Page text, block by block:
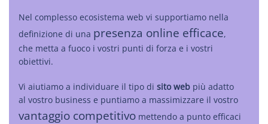
Nel complesso ecosistema web vi supportiamo nella
definizione di una presenza online efficace,
che metta a fuoco i vostri punti di forza e i vostri
obiettivi.
Vi aiutiamo a individuare il tipo di sito web più adatto
al vostro business e puntiamo a massimizzare il vostro
vantaggio competitivo mettendo a punto efficaci